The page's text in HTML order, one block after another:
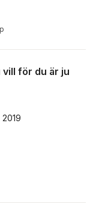
vill för du är ju
2019
antal röster: